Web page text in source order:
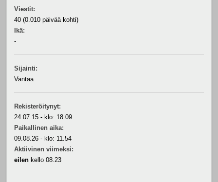
Viestit:
40 (0.010 päivää kohti)
Ikä:
-
Sijainti:
Vantaa
Rekisteröitynyt:
24.07.15 - klo: 18.09
Paikallinen aika:
09.08.26 - klo: 11.54
Aktiivinen viimeksi:
eilen kello 08.23